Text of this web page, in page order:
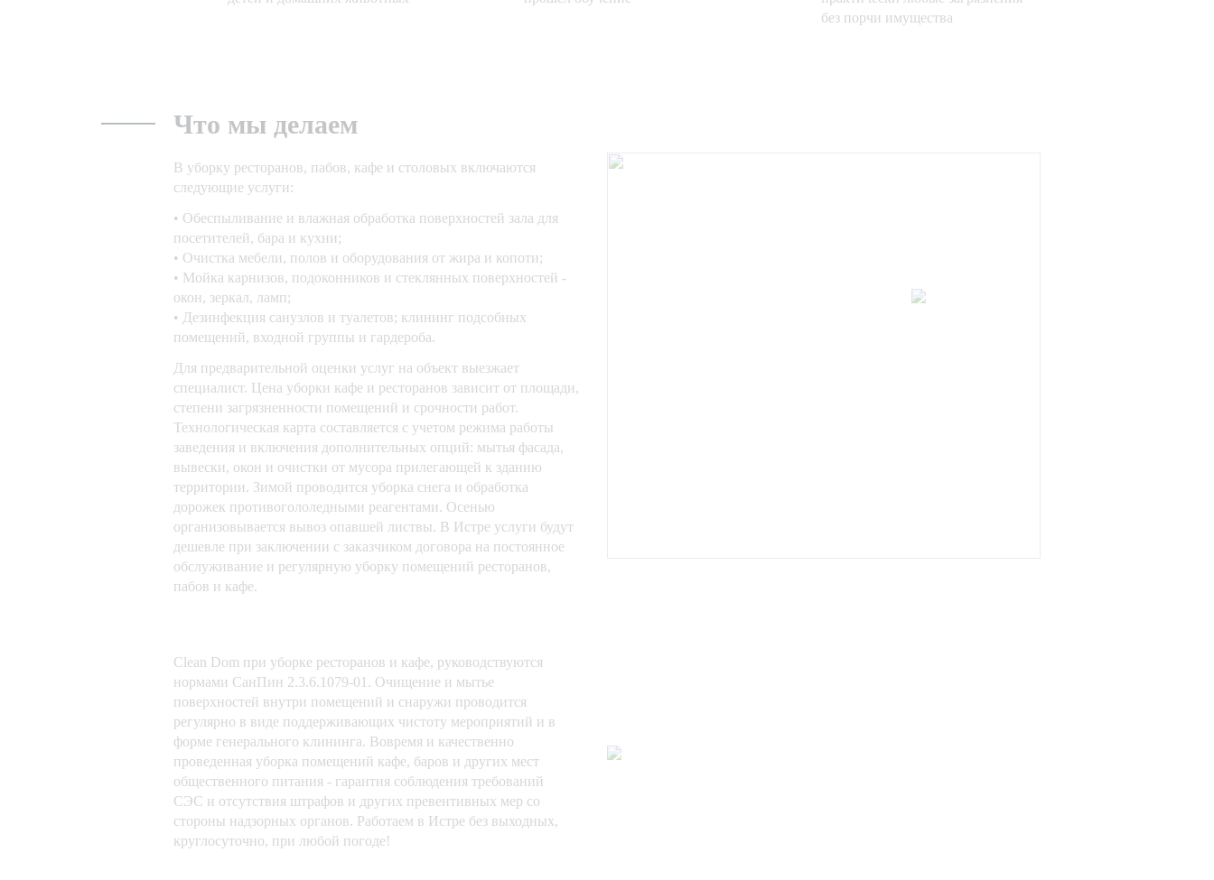
без порчи имущества
Что мы делаем
В уборку ресторанов, пабов, кафе и столовых включаются
следующие услуги:
• Обеспыливание и влажная обработка поверхностей зала для
посетителей, бара и кухни;
• Очистка мебели, полов и оборудования от жира и копоти;
• Мойка карнизов, подоконников и стеклянных поверхностей -
окон, зеркал, ламп;
• Дезинфекция санузлов и туалетов; клининг подсобных
помещений, входной группы и гардероба.
Для предварительной оценки услуг на объект выезжает
специалист. Цена уборки кафе и ресторанов зависит от площади,
степени загрязненности помещений и срочности работ.
Технологическая карта составляется с учетом режима работы
заведения и включения дополнительных опций: мытья фасада,
вывески, окон и очистки от мусора прилегающей к зданию
территории. Зимой проводится уборка снега и обработка
дорожек противогололедными реагентами. Осенью
организовывается вывоз опавшей листвы. В Истре услуги будут
дешевле при заключении с заказчиком договора на постоянное
обслуживание и регулярную уборку помещений ресторанов,
пабов и кафе.
Clean Dom при уборке ресторанов и кафе, руководствуются
нормами СанПин 2.3.6.1079-01. Очищение и мытье
поверхностей внутри помещений и снаружи проводится
регулярно в виде поддерживающих чистоту мероприятий и в
форме генерального клининга. Вовремя и качественно
проведенная уборка помещений кафе, баров и других мест
общественного питания - гарантия соблюдения требований
СЭС и отсутствия штрафов и других превентивных мер со
стороны надзорных органов. Работаем в Истре без выходных,
круглосуточно, при любой погоде!